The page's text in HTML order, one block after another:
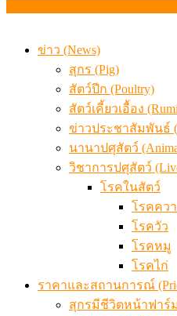
ข่าว (News)
สุกร (Pig)
สัตว์ปีก (Poultry)
สัตว์เคี้ยวเอื้อง
ข่าวประชาสัมพันธ์
นานาปศุสัตว์
วิชาการปศุสัตว์
โรคในสัตว์
โรคคว
โรควัว
โรคหมู
โรคไก่
ราคาและสถานการณ์
สุกรมีชีวิตหน้าฟาร์